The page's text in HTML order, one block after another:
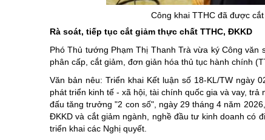
Chuyên đề
Công khai TTHC đã được
Rà soát, tiếp tục cắt giảm thực chất TTHC, ĐKKD
Phó Thủ tướng Phạm Thị Thanh Trà vừa ký Công
phân cấp, cắt giảm, đơn giản hóa thủ tục hành chính
Văn bản nêu: Triển khai Kết luận số 18-KL/TW ngày
phát triển kinh tế - xã hội, tài chính quốc gia và vay,
đấu tăng trưởng "2 con số", ngày 29 tháng 4 năm
ĐKKD và cắt giảm ngành, nghề đầu tư kinh doanh có
triển khai các Nghị quyết.